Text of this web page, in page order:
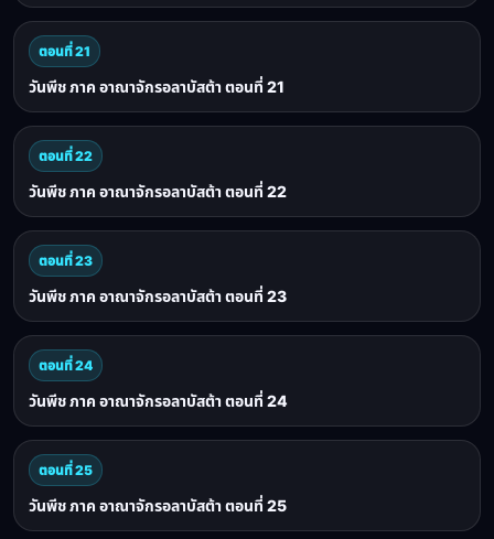
ตอนที่ 21
วันพีช ภาค อาณาจักรอลาบัสต้า ตอนที่ 21
ตอนที่ 22
วันพีช ภาค อาณาจักรอลาบัสต้า ตอนที่ 22
ตอนที่ 23
วันพีช ภาค อาณาจักรอลาบัสต้า ตอนที่ 23
ตอนที่ 24
วันพีช ภาค อาณาจักรอลาบัสต้า ตอนที่ 24
ตอนที่ 25
วันพีช ภาค อาณาจักรอลาบัสต้า ตอนที่ 25